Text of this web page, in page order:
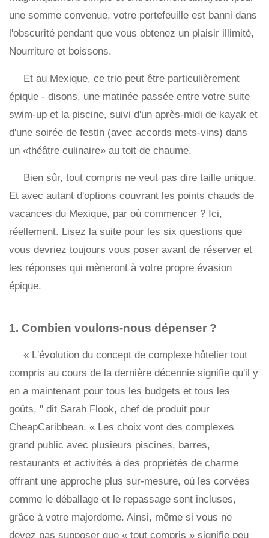
une somme convenue, votre portefeuille est banni dans
l'obscurité pendant que vous obtenez un plaisir illimité,
Nourriture et boissons.
Et au Mexique, ce trio peut être particulièrement
épique - disons, une matinée passée entre votre suite
swim-up et la piscine, suivi d'un après-midi de kayak et
d'une soirée de festin (avec accords mets-vins) dans
un «théâtre culinaire» au toit de chaume.
Bien sûr, tout compris ne veut pas dire taille unique.
Et avec autant d'options couvrant les points chauds de
vacances du Mexique, par où commencer ? Ici,
réellement. Lisez la suite pour les six questions que
vous devriez toujours vous poser avant de réserver et
les réponses qui mèneront à votre propre évasion
épique.
1. Combien voulons-nous dépenser ?
« L'évolution du concept de complexe hôtelier tout
compris au cours de la dernière décennie signifie qu'il y
en a maintenant pour tous les budgets et tous les
goûts, " dit Sarah Flook, chef de produit pour
CheapCaribbean. « Les choix vont des complexes
grand public avec plusieurs piscines, barres,
restaurants et activités à des propriétés de charme
offrant une approche plus sur-mesure, où les corvées
comme le déballage et le repassage sont incluses,
grâce à votre majordome. Ainsi, même si vous ne
devez pas supposer que « tout compris » signifie peu